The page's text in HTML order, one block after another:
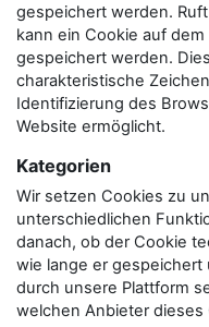
gespeichert werden.
kann ein Cookie auf
gespeichert werden.
charakteristische
Identifizierung des
Website ermöglicht.
Kategorien
Wir setzen Cookies zu
unterschiedlichen
danach, ob der Cookie
wie lange er
durch unsere Plattform
welchen Anbieter